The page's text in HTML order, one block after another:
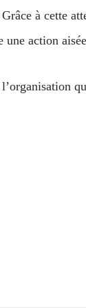
à cette
une action